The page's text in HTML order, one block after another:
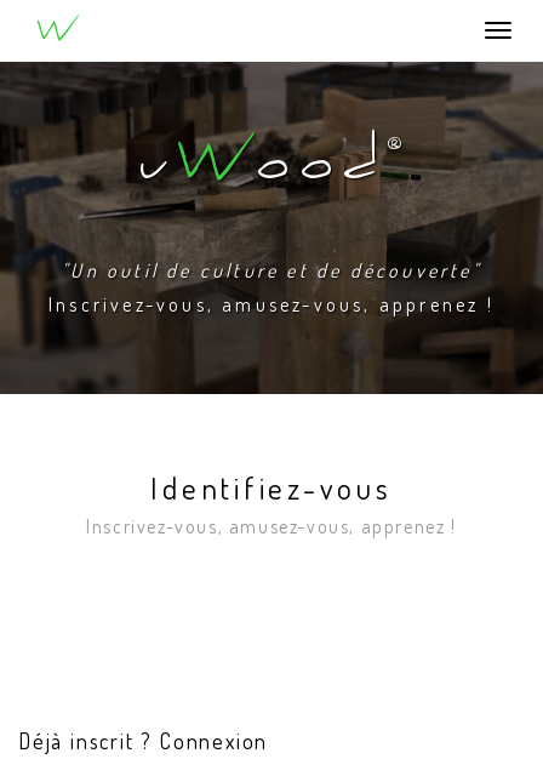
uW
uWood®
"Un outil de culture et de découverte"
Inscrivez-vous, amusez-vous, apprenez !
Identifiez-vous
Inscrivez-vous, amusez-vous, apprenez !
Déjà inscrit ? Connexion